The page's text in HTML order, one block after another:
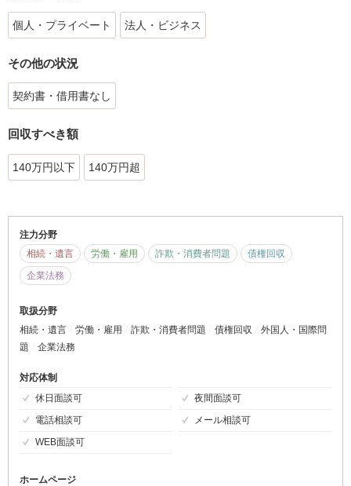
個人・プライベート 法人・ビジネス
その他の状況
契約書・借用書なし
回収すべき額
140万円以下 140万円超
注力分野
相続・遺言
労働・雇用 詐欺・消費者問題
債権回収
企業法務
取扱分野
相続・遺言
労働・雇用 詐欺・消費者問題 債権回収
外国人・国際問
題
企業法務
対応体制
休日面談可
夜間面談可
電話相談可
メール相談可
WEB面談可
ホームページ